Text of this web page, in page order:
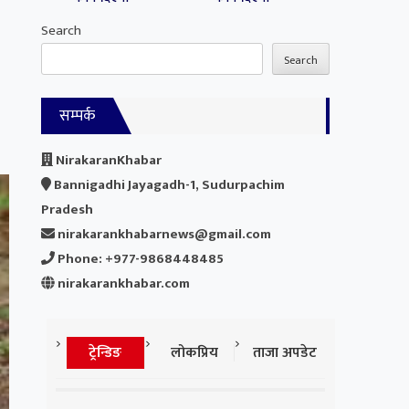
Search
Search
सम्पर्क
NirakaranKhabar
Bannigadhi Jayagadh-1, Sudurpachim
Pradesh
nirakarankhabarnews@gmail.com
Phone: +977-9868448485
nirakarankhabar.com
ट्रेन्डिङ लोकप्रिय ताजा अपडेट